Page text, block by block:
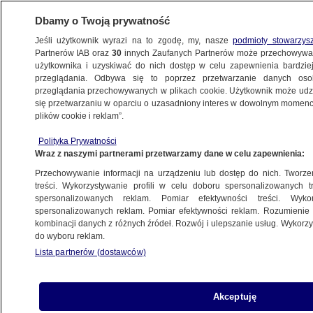
POLSKA
Francis Fukuyama o wynikach wyborów
w Polsce
15.10.2023, 23:35Aktualizacja:16.10.2023, 01:18
Udostępnij
Dbamy o Twoją prywatność
Jeśli użytkownik wyrazi na to zgodę, my, naszepodmioty
Partnerów IAB oraz30 innych Zaufanych Partnerów może
użytkownika i uzyskiwać do nich dostęp w celu zapewnienia
przeglądania. Odbywa się to poprzez przetwarzanie danych
przeglądania przechowywanych w plikach cookie. Użytkownik może
się przetwarzaniu w oparciu o uzasadniony interes w dowolnym
plików cookie i reklam”.
Polityka Prywatności
Wraz z naszymi partnerami przetwarzamy dane w celu zapewnienia:
Przechowywanie informacji na urządzeniu lub dostęp do nich.
treści. Wykorzystywanie profili w celu doboru spersonalizowanych
spersonalizowanych reklam. Pomiar efektywności treści.
spersonalizowanych reklam. Pomiar efektywności reklam.
kombinacji danych z różnych źródeł. Rozwój i ulepszanie usług.
do wyboru reklam.
Lista partnerów (dostawców)
Akceptuję